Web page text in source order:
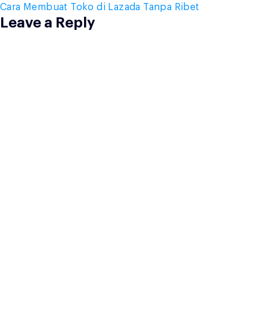
post:
Cara Membuat Toko di Lazada Tanpa Ribet
Leave a Reply